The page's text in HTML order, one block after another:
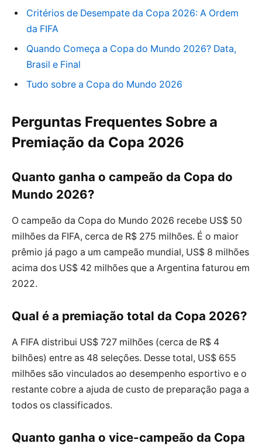
Critérios de Desempate da Copa 2026: A Ordem
da FIFA
Quando Começa a Copa do Mundo 2026? Data,
Brasil e Final
Tudo sobre a Copa do Mundo 2026
Perguntas Frequentes Sobre a
Premiação da Copa 2026
Quanto ganha o campeão da Copa do
Mundo 2026?
O campeão da Copa do Mundo 2026 recebe US$ 50
milhões da FIFA, cerca de R$ 275 milhões. É o maior
prêmio já pago a um campeão mundial, US$ 8 milhões
acima dos US$ 42 milhões que a Argentina faturou em
2022.
Qual é a premiação total da Copa 2026?
A FIFA distribui US$ 727 milhões (cerca de R$ 4
bilhões) entre as 48 seleções. Desse total, US$ 655
milhões são vinculados ao desempenho esportivo e o
restante cobre a ajuda de custo de preparação paga a
todos os classificados.
Quanto ganha o vice-campeão da Copa